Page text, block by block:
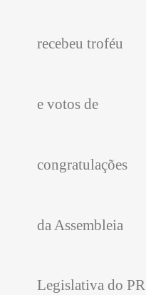
recebeu troféu
e votos de
congratulações
da Assembleia
Legislativa do PR